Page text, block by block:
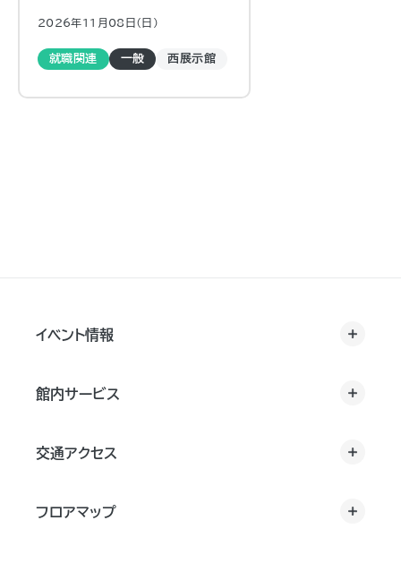
2026年11月08日（日)
就職関連 一般 西展示館
イベント情報
館内サービス
交通アクセス
フロアマップ